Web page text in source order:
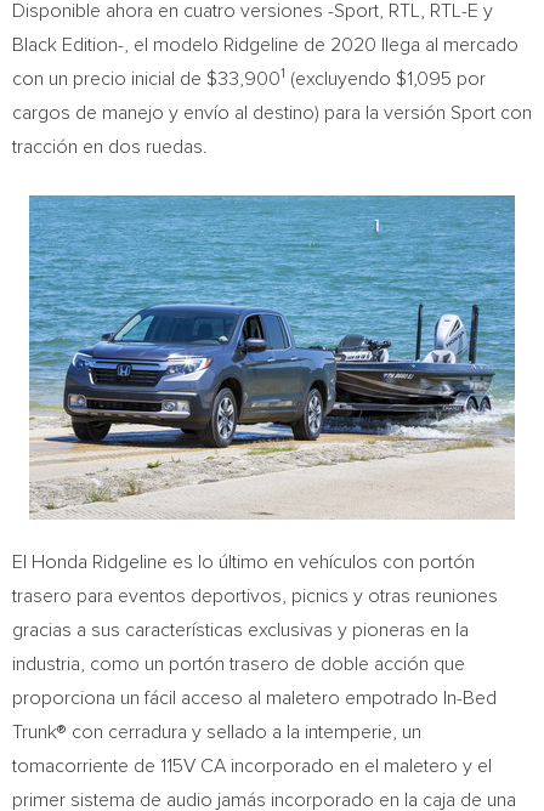
Disponible ahora en cuatro versiones -Sport, RTL, RTL-E y
Black Edition-, el modelo Ridgeline de 2020 llega al mercado
con un precio inicial de $33,9001 (excluyendo $1,095 por
cargos de manejo y envío al destino) para la versión Sport con
tracción en dos ruedas.
El Honda Ridgeline es lo último en vehículos con portón
trasero para eventos deportivos, picnics y otras reuniones
gracias a sus características exclusivas y pioneras en la
industria, como un portón trasero de doble acción que
proporciona un fácil acceso al maletero empotrado In-Bed
Trunk® con cerradura y sellado a la intemperie, un
tomacorriente de 115V CA incorporado en el maletero y el
primer sistema de audio jamás incorporado en la caja de una